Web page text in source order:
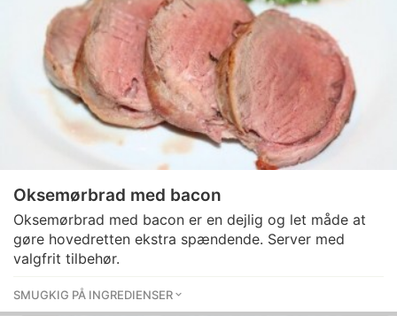
Oksemørbrad med bacon
Oksemørbrad med bacon er en dejlig og let måde at
gøre hovedretten ekstra spændende. Server med
valgfrit tilbehør.
SMUGKIG PÅ INGREDIENSER